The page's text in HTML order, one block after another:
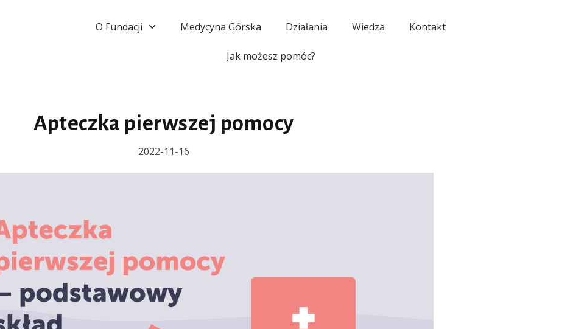
O Fundacji Medycyna Górska Działania Wiedza Kontakt
Jak możesz pomóc?
Apteczka pierwszej pomocy
2022-11-16